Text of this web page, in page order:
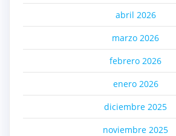
abril 2026
marzo 2026
febrero 2026
enero 2026
diciembre 2025
noviembre 2025